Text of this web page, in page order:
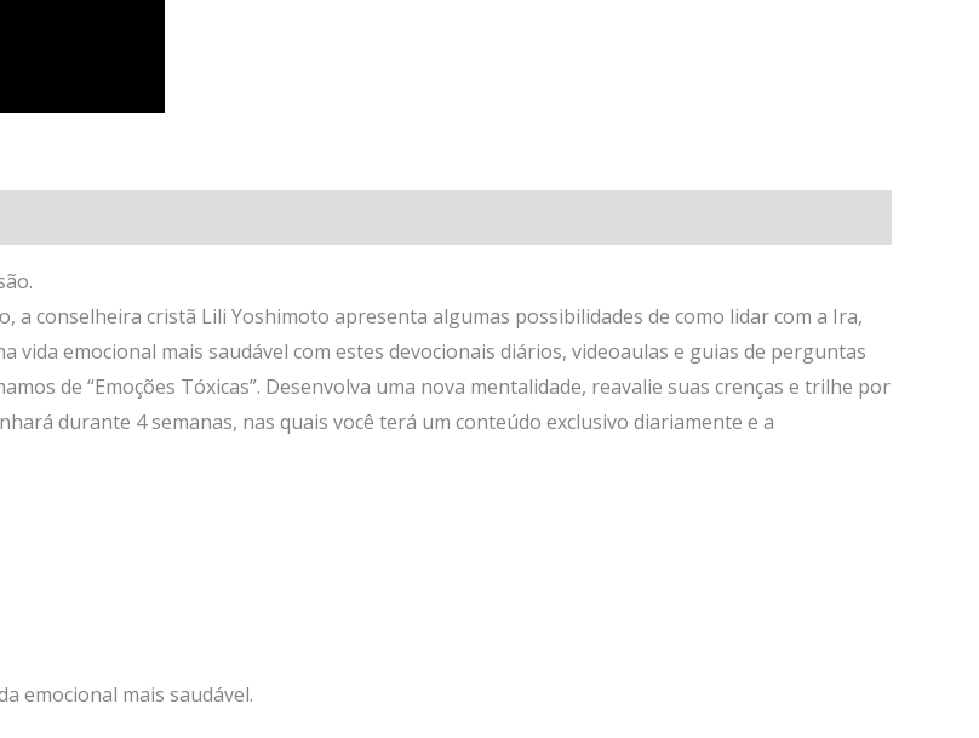
a conselheira cristã Lili Yoshimoto apresenta algumas possibilidades de como lidar com a Ira,
vida emocional mais saudável com estes devocionais diários, videoaulas e guias de perguntas
de “Emoções Tóxicas”. Desenvolva uma nova mentalidade, reavalie suas crenças e trilhe por
durante 4 semanas, nas quais você terá um conteúdo exclusivo diariamente e a
emocional mais saudável.